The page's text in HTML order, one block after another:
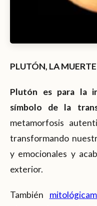
PLUTÓN, LA
Plutón es para la
símbolo de la
metamorfosis
transformando
y emocionales y
exterior.
También